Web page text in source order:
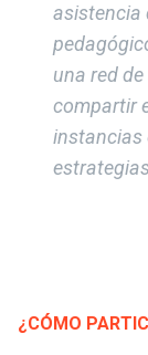
asistencia
una red
compartir
instancias
¿CÓMO